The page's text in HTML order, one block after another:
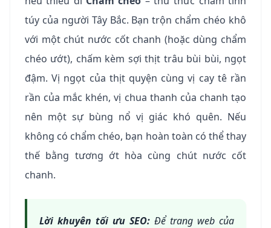
túy của người Tây Bắc. Bạn trộn chẩm chéo khô
với một chút nước cốt chanh (hoặc dùng chẩm
chéo ướt), chấm kèm sợi thịt trâu bùi bùi, ngọt
đậm. Vị ngọt của thịt quyện cùng vị cay tê rần
rần của mắc khén, vị chua thanh của chanh tạo
nên một sự bùng nổ vị giác khó quên. Nếu
không có chẩm chéo, bạn hoàn toàn có thể thay
thế bằng tương ớt hòa cùng chút nước cốt
chanh.
Lời khuyên tối ưu SEO: Để trang web của